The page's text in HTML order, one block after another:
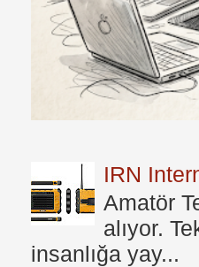
IRN
Amatör
alıyor.
insanlığa yay...